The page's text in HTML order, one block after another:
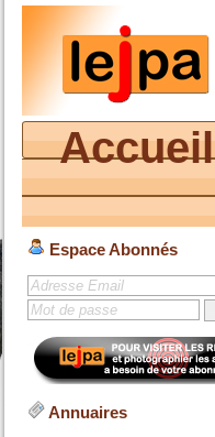
Accueil
Espace Abonnés
Annuaires